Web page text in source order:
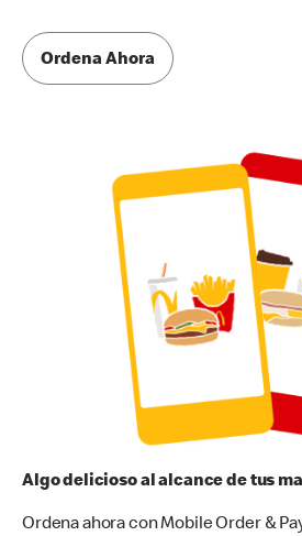
Ordena Ahora
Algo delicioso al alcance de tus
Ordena ahora con Mobile Order &